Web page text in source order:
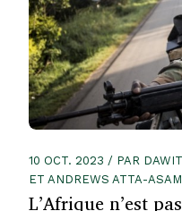
10 OCT. 2023 / PAR
ET ANDREWS ATTA-
L’Afrique n’est